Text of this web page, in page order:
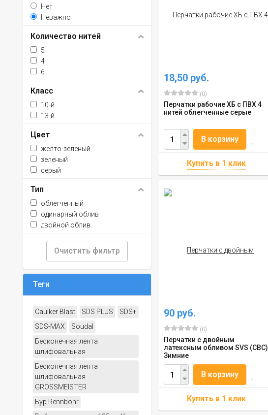
Нет
Неважно
Количество нитей
5
4
6
Класс
10-й
13-й
Цвет
желто-зеленый
зеленый
серый
Тип
облегченный
одинарный облив
двойной облив
Очистить фильтр
Теги
Caulker Blast SDS PLUS
SDS+
SDS-МАХ
Soudal
Бесконечная лента
шлифовальная
Бесконечная лента
шлифовальная
GROSSMEISTER
Бур Rennbohr
18,50 руб.
(0)
Перчатки рабочие ХБ с ПВХ 4
нитей облегченные серые
В корзину
90 руб.
(0)
Перчатки с двойным
латексным обливом SVS (СВС)
Зимние
В корзину